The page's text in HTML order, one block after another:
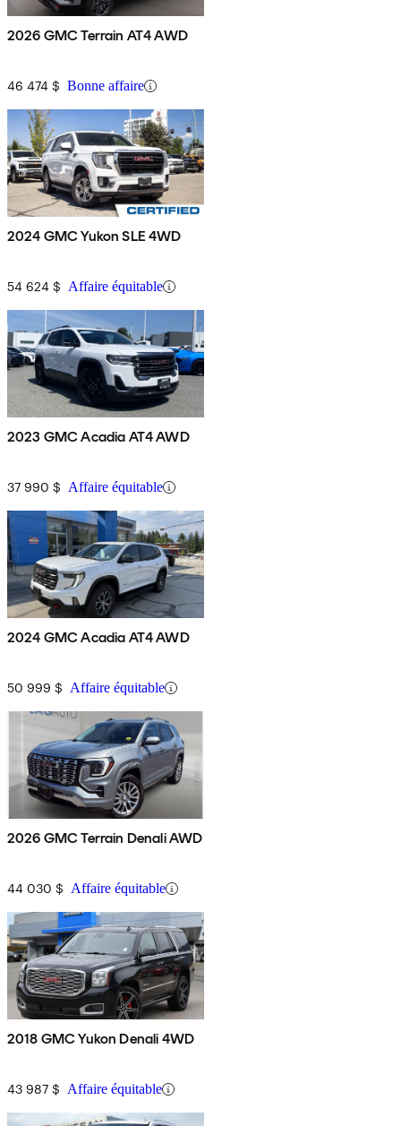
2026 GMC Terrain AT4 AWD
46 474 $ Bonne affaire
2024 GMC Yukon SLE 4WD
54 624 $ Affaire équitable
2023 GMC Acadia AT4 AWD
37 990 $ Affaire équitable
2024 GMC Acadia AT4 AWD
50 999 $ Affaire équitable
2026 GMC Terrain Denali AWD
44 030 $ Affaire équitable
2018 GMC Yukon Denali 4WD
43 987 $ Affaire équitable